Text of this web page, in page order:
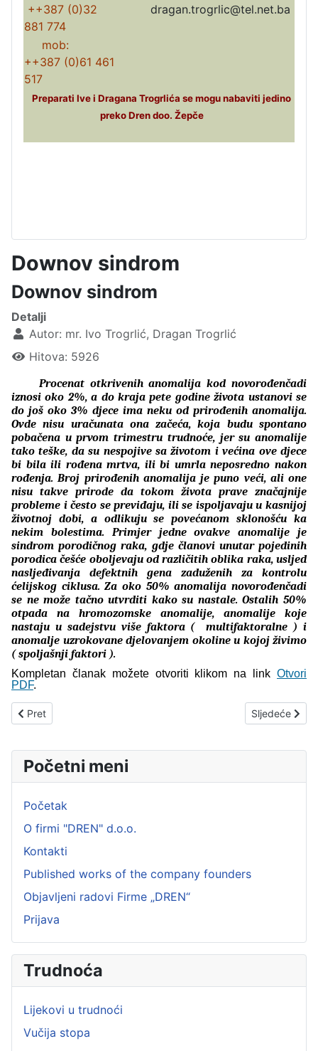
++387 (0)32
881 774
dragan.trogrlic@tel.net.ba
mob:
++387 (0)61 461
517
Preparati Ive i Dragana Trogrlića se mogu nabaviti jedino
preko Dren doo. Žepče
Downov sindrom
Downov sindrom
Detalji
Autor: mr. Ivo Trogrlić, Dragan Trogrlić
Hitova: 5926
Procenat otkrivenih anomalija kod novorođenčadi
iznosi oko 2%, a do kraja pete godine života ustanovi se
do još oko 3% djece ima neku od prirođenih anomalija.
Ovde nisu uračunata ona začeća, koja budu spontano
pobačena u prvom trimestru trudnoće, jer su anomalije
tako teške, da su nespojive sa životom i većina ove djece
bi bila ili rođena mrtva, ili bi umrla neposredno nakon
rođenja. Broj prirođenih anomalija je puno veći, ali one
nisu takve prirode da tokom života prave značajnije
probleme i često se previđaju, ili se ispoljavaju u kasnijoj
životnoj dobi, a odlikuju se povećanom sklonošću ka
nekim bolestima. Primjer jedne ovakve anomalije je
sindrom porodičnog raka, gdje članovi unutar pojedinih
porodica češće oboljevaju od različitih oblika raka, usljed
nasljeđivanja defektnih gena zaduženih za kontrolu
ćelijskog ciklusa. Za oko 50% anomalija novorođenčadi
se ne može tačno utvrditi kako su nastale. Ostalih 50%
otpada na hromozomske anomalije, anomalije koje
nastaju u sadejstvu više faktora ( multifaktoralne ) i
anomalje uzrokovane djelovanjem okoline u kojoj živimo
( spoljašnji faktori ).
Kompletan članak možete otvoriti klikom na link Otvori
PDF.
Prethodni članak: Vučja stopa - Aristolochia clematitis
Pret Sljedeći
Sljedeće
Početni meni
Početak
O firmi "DREN" d.o.o.
Kontakti
Published works of the company founders
Objavljeni radovi Firme „DREN“
Prijava
Trudnoća
Lijekovi u trudnoći
Vučija stopa